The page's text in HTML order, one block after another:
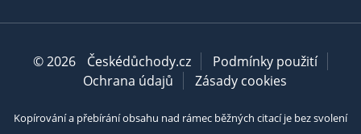
© 2026 Českédůchody.cz
Podmínky použití
Ochrana údajů
Zásady cookies
Kopírování a přebírání obsahu nad rámec běžných citací je bez svolení